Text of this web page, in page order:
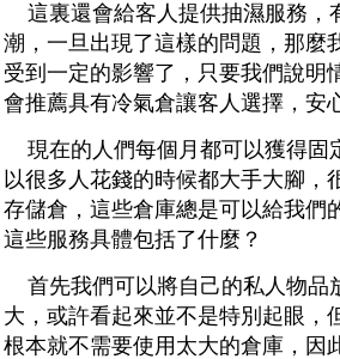
這裏還會給客人提供抽濕服務，
潮，一旦出現了這樣的問題，那麼
受到一定的影響了，只要我們說明
會推薦具有冷氣倉讓客人選擇，安
現在的人們每個月都可以獲得固
以很多人花錢的時候都大手大腳，
存儲倉，這些倉庫總是可以給我們
這些服務具體包括了什麼？
首先我們可以將自己的私人物品
大，或許看起來並不是特別起眼，
根本就不需要使用太大的倉庫，因